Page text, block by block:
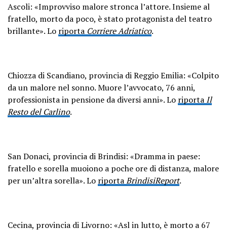
Ascoli: «Improvviso malore stronca l’attore. Insieme al
fratello, morto da poco, è stato protagonista del teatro
brillante». Lo riporta Corriere Adriatico.
Chiozza di Scandiano, provincia di Reggio Emilia: «Colpito
da un malore nel sonno. Muore l’avvocato, 76 anni,
professionista in pensione da diversi anni». Lo riporta Il
Resto del Carlino.
San Donaci, provincia di Brindisi: «Dramma in paese:
fratello e sorella muoiono a poche ore di distanza, malore
per un’altra sorella». Lo riportaBrindisiReport.
Cecina, provincia di Livorno: «Asl in lutto, è morto a 67